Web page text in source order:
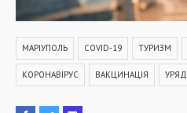
МАРІУПОЛЬ COVID-19 ТУРИЗМ
КОРОНАВІРУС ВАКЦИНАЦІЯ УРЯД